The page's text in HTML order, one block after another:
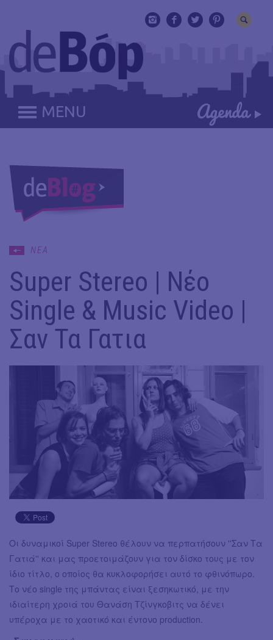
MENU
ΝΕΑ
Super Stereo | Νέο
Single & Music Video |
Σαν Τα Γατια
Οι δυναμικοί Super Stereo θέλουν να περπατήσουν ''Σαν Τα
Γατιά'' και μας προετοιμάζουν για τον δίσκο τους με τον
ίδιο τίτλο, ο οποίος θα κυκλοφορήσει αυτό το φθινόπωρο.
Το νέο single της μπάντας είναι ξεσηκωτικό, με την
ιδιαίτερη χροιά του Θανάση Τζίνγκοβιτς να δένει
υπέροχα με το χαοτικό και έντονο production.